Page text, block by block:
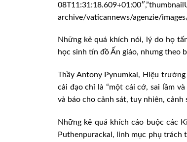
archive/vaticannews/agenzie/
Những kẻ quá khích nói, lý do họ
học sinh tín đồ Ấn giáo, nhưng theo
Thầy Antony Pynumkal, Hiệu
cải đạo chỉ là “một cái cớ, sai lầm
và báo cho cảnh sát, tuy nhiên,
Những kẻ quá khích cáo buộc các
Puthenpurackal, linh mục phụ trách